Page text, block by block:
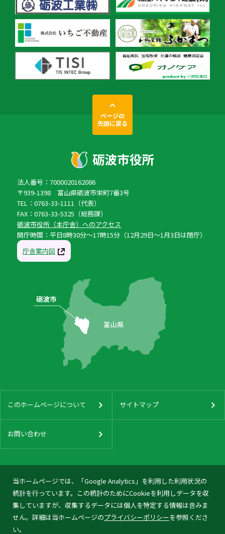
当ホームページでは、「Google Analytics」を利用した利用状況の
統計を行っています。この統計のためにCookieを利用しデータを収
集していますが、収集するデータには個人を特定する情報は含みま
せん。詳細は当ホームページのプライバシーポリシーを参照くださ
い。
ページの
先頭に戻る
法人番号：7000020162086
〒939-1398 富山県砺波市栄町7番3号
TEL：0763-33-1111（代表）
FAX：0763-33-5325（総務課）
砺波市役所（本庁舎）へのアクセス
開庁時間：平日8時30分〜17時15分（12月29日〜1月3日は閉庁）
庁舎案内図
このホームページについて サイトマップ
お問い合わせ